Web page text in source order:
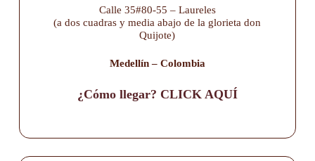
Calle 35#80-55 – Laureles
(a dos cuadras y media abajo de la glorieta don
Quijote)
Medellín – Colombia
¿Cómo llegar? CLICK AQUÍ